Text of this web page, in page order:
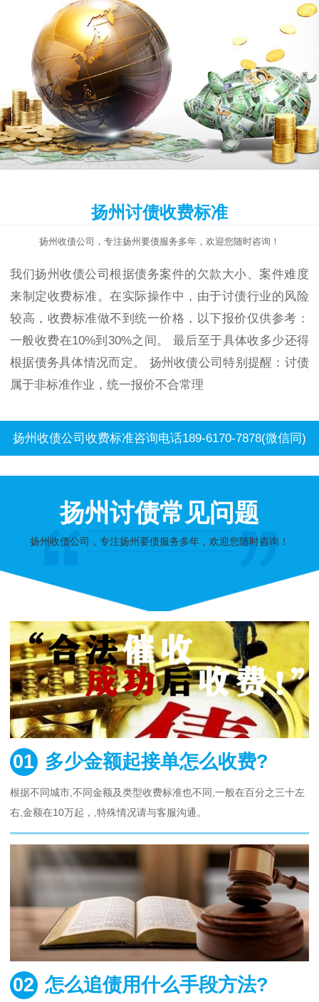
扬州讨债收费标准
扬州收债公司，专注扬州要债服务多年，欢迎您随时咨询！
我们扬州收债公司根据债务案件的欠款大小、案件难度
来制定收费标准。在实际操作中，由于讨债行业的风险
较高，收费标准做不到统一价格，以下报价仅供参考：
一般收费在10%到30%之间。 最后至于具体收多少还得
根据债务具体情况而定。 扬州收债公司特别提醒：讨债
属于非标准作业，统一报价不合常理
扬州收债公司收费标准咨询电话189-6170-7878(微信同)
扬州讨债常见问题
扬州收债公司，专注扬州要债服务多年，欢迎您随时咨询！
01 多少金额起接单怎么收费?
根据不同城市,不同金额及类型收费标准也不同,一般在百分之三十左
右,金额在10万起，,特殊情况请与客服沟通。
02 怎么追债用什么手段方法?